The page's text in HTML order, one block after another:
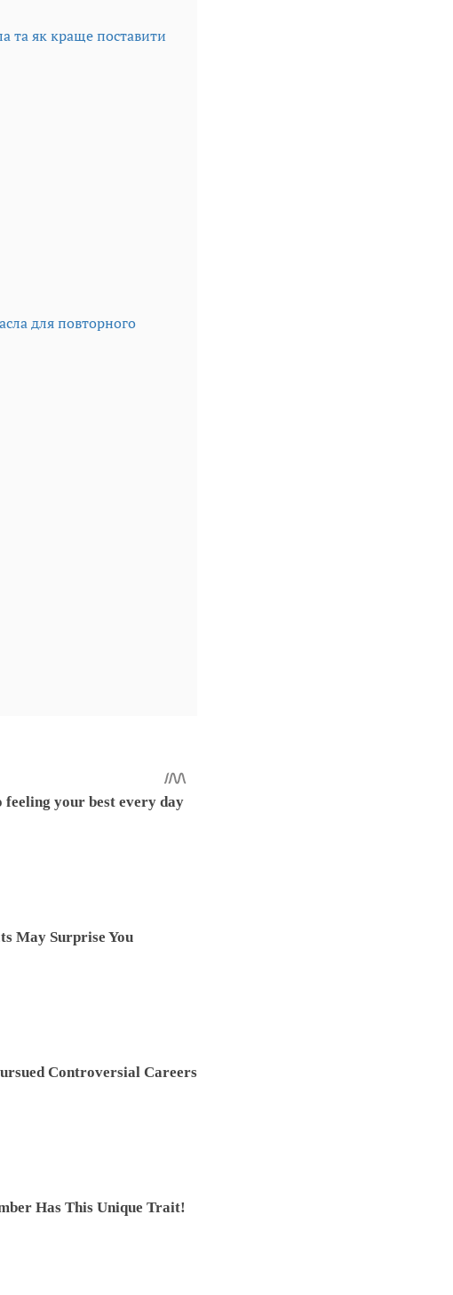
та як краще поставити
для повторного